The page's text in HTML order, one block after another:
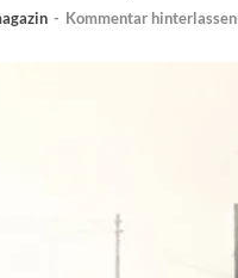
- Kommentar hinterlassen